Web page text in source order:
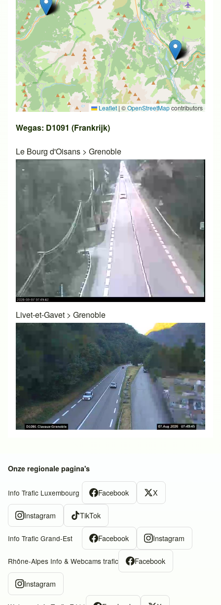
Leaflet | ©OpenStreetMapcontributors
Wegas: D1091 (Frankrijk)
Le Bourg d'Oisans > Grenoble
Livet-et-Gavet > Grenoble
Onze regionale pagina's
Info Trafic Luxembourg Facebook X
Instagram TikTok
Info Trafic Grand-Est Facebook Instagram
Rhône-Alpes Info & Webcams trafic Facebook
Instagram